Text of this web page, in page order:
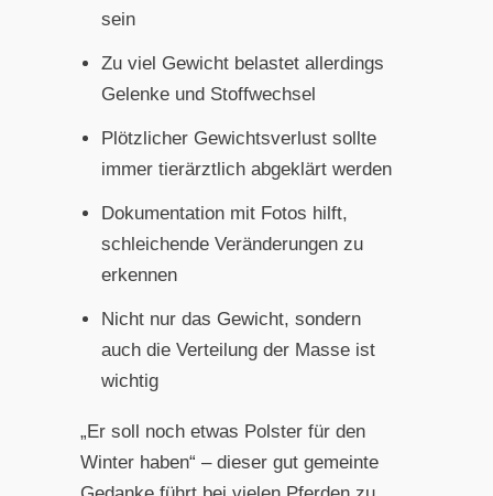
sein
Zu viel Gewicht belastet allerdings
Gelenke und Stoffwechsel
Plötzlicher Gewichtsverlust sollte
immer tierärztlich abgeklärt werden
Dokumentation mit Fotos hilft,
schleichende Veränderungen zu
erkennen
Nicht nur das Gewicht, sondern
auch die Verteilung der Masse ist
wichtig
„Er soll noch etwas Polster für den
Winter haben“ – dieser gut gemeinte